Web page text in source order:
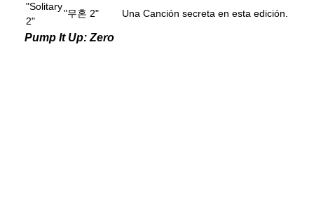
"Solitary
2"
"무혼 2" Una Canción secreta en esta edición.
Pump It Up: Zero